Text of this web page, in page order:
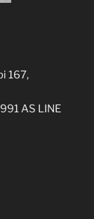
167,
AS LINE